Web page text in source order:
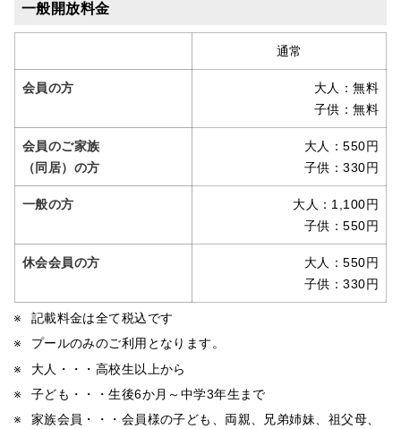
一般開放料金
通常
会員の方
大人：無料
子供：無料
会員のご家族
（同居）の方
大人：550円
子供：330円
一般の方
大人：1,100円
子供：550円
休会会員の方
大人：550円
子供：330円
記載料金は全て税込です
プールのみのご利用となります。
大人・・・高校生以上から
子ども・・・生後6か月～中学3年生まで
家族会員・・・会員様の子ども、両親、兄弟姉妹、祖父母、